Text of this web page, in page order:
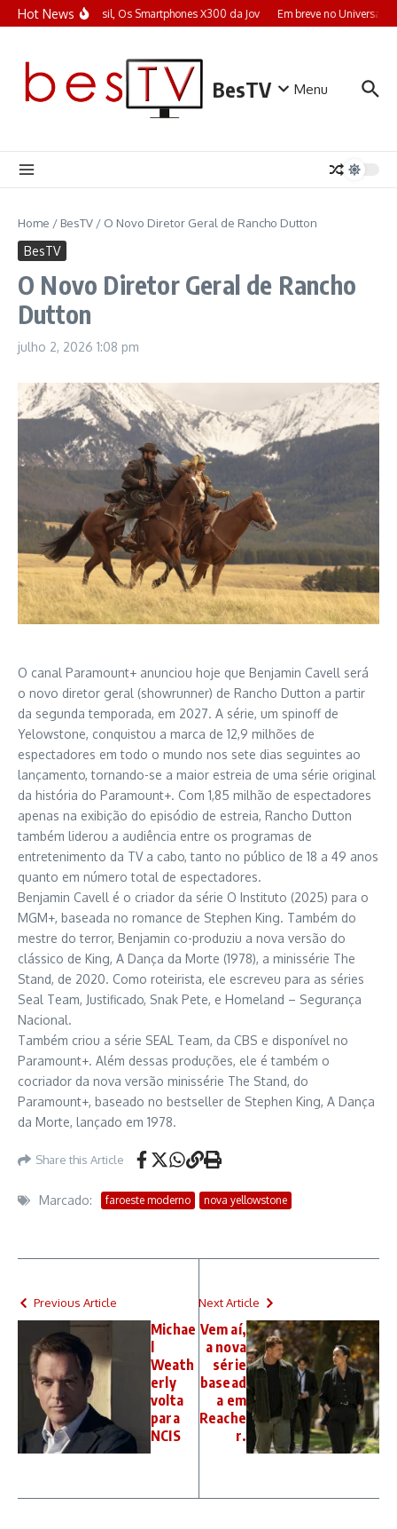
Ir para o conteúdo
Hot NewsNo Brasil, Os Smartphones X300 da Jov Em breve no Universal+:
BesTV Menu
Home / BesTV / O Novo Diretor Geral de Rancho Dutton
BesTV
O Novo Diretor Geral de Rancho
Dutton
julho 2, 2026 1:08 pm
O canal Paramount+ anunciou hoje que Benjamin Cavell será
o novo diretor geral (showrunner) de Rancho Dutton a partir
da segunda temporada, em 2027. A série, um spinoff de
Yelowstone, conquistou a marca de 12,9 milhões de
espectadores em todo o mundo nos sete dias seguintes ao
lançamento, tornando-se a maior estreia de uma série original
da história do Paramount+. Com 1,85 milhão de espectadores
apenas na exibição do episódio de estreia, Rancho Dutton
também liderou a audiência entre os programas de
entretenimento da TV a cabo, tanto no público de 18 a 49 anos
quanto em número total de espectadores.
Benjamin Cavell é o criador da série O Instituto (2025) para o
MGM+, baseada no romance de Stephen King. Também do
mestre do terror, Benjamin co-produziu a nova versão do
clássico de King, A Dança da Morte (1978), a minissérie The
Stand, de 2020. Como roteirista, ele escreveu para as séries
Seal Team, Justificado, Snak Pete, e Homeland – Segurança
Nacional.
Também criou a série SEAL Team, da CBS e disponível no
Paramount+. Além dessas produções, ele é também o
cocriador da nova versão minissérie The Stand, do
Paramount+, baseado no bestseller de Stephen King, A Dança
da Morte, lançado em 1978.
Share this Article
Marcado: faroeste moderno nova yellowstone
Previous Article
Michae
Weath
erly
volta
para
NCIS
Next Article
Vem aí,
a nova
série
basead
a em
Reache
r.